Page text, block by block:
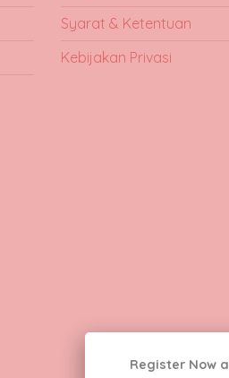
Syarat & Ketentuan
Kebijakan Privasi
Register Now